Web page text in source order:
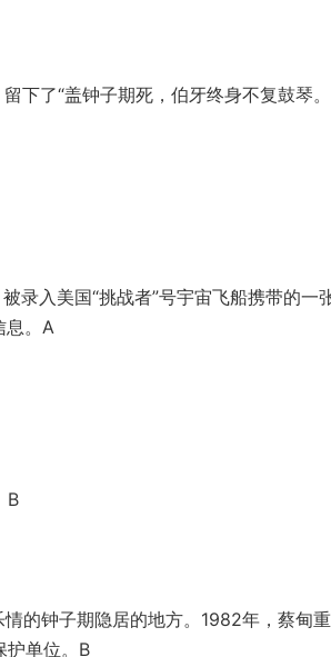
下了“盖钟子期死，伯牙终身不复鼓琴
录入美国“挑战者”号宇宙飞船携带的一
息。A
B
的钟子期隐居的地方。 1982年，蔡甸
护单位。B